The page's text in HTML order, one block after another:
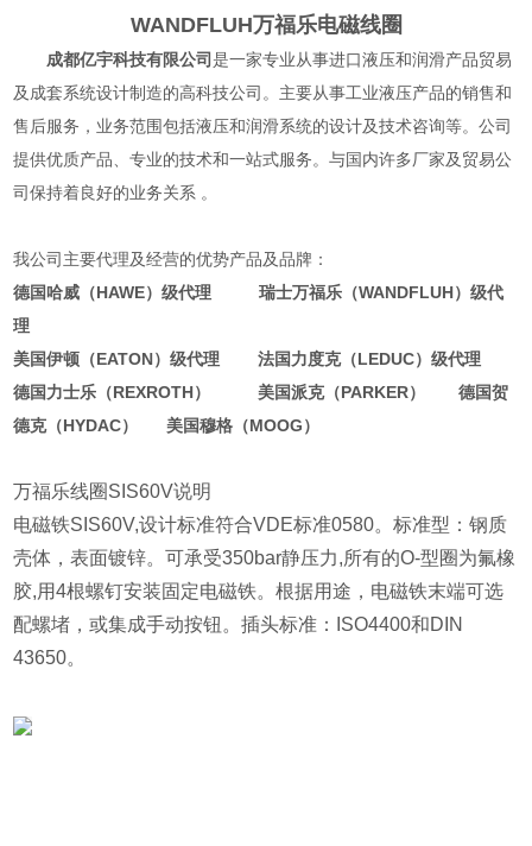
WANDFLUH万福乐电磁线圈
成都亿宇科技有限公司是一家专业从事进口液压和润滑产品贸易
及成套系统设计制造的高科技公司。主要从事工业液压产品的销售和
售后服务，业务范围包括液压和润滑系统的设计及技术咨询等。公司
提供优质产品、专业的技术和一站式服务。与国内许多厂家及贸易公
司保持着良好的业务关系 。
我公司主要代理及经营的优势产品及品牌：
德国哈威（HAWE）级代理 瑞士万福乐（WANDFLUH）级代
理
美国伊顿（EATON）级代理 法国力度克（LEDUC）级代理
德国力士乐（REXROTH） 美国派克（PARKER） 德国贺
德克（HYDAC） 美国穆格（MOOG）
万福乐线圈SIS60V说明
电磁铁SIS60V,设计标准符合VDE标准0580。标准型：钢质
壳体，表面镀锌。可承受350bar静压力,所有的O-型圈为氟橡
胶,用4根螺钉安装固定电磁铁。根据用途，电磁铁末端可选
配螺堵，或集成手动按钮。插头标准：ISO4400和DIN
43650。